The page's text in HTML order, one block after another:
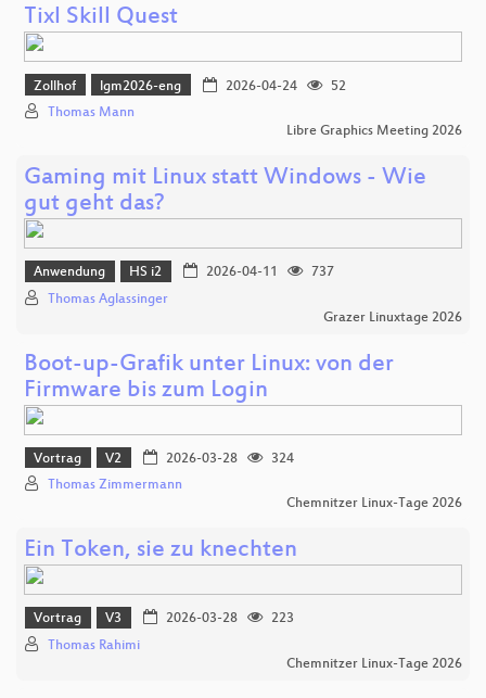
Tixl Skill Quest
Zollhof lgm2026-eng 2026-04-24
52
Thomas Mann
Libre Graphics Meeting 2026
Gaming mit Linux statt Windows - Wie
gut geht das?
Anwendung HS i2 2026-04-11
737
Thomas Aglassinger
Grazer Linuxtage 2026
Boot-up-Grafik unter Linux: von der
Firmware bis zum Login
Vortrag V2 2026-03-28
324
Thomas Zimmermann
Chemnitzer Linux-Tage 2026
Ein Token, sie zu knechten
Vortrag V3 2026-03-28
223
Thomas Rahimi
Chemnitzer Linux-Tage 2026